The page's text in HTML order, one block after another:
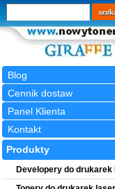
Blog
Cennik dostaw
Panel Klienta
Kontakt
Wyszukiwarka
szukaj
Produkty
Developery do